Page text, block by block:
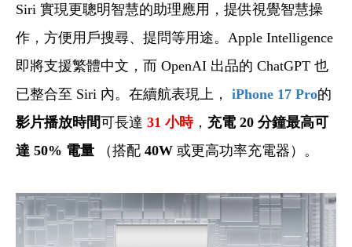
Siri 實現更聰明智慧的助理應用，提供視覺智慧操
作，方便用戶搜尋、提問等用途。Apple Intelligence
即將支援繁體中文，而 OpenAI 出品的 ChatGPT 也
已整合至 Siri 內。在續航表現上， iPhone 17 Pro的
影片播放時間可長達 31 小時 ， 充電 20 分鐘最高可
達 50% 電量 （搭配 40W 或更高功率充電器）。